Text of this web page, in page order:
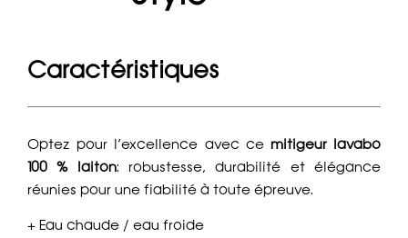
Caractéristiques
Optez pour l’excellence avec ce mitigeur lavabo
100 % laiton: robustesse, durabilité et élégance
réunies pour une fiabilité à toute épreuve.
+ Eau chaude / eau froide